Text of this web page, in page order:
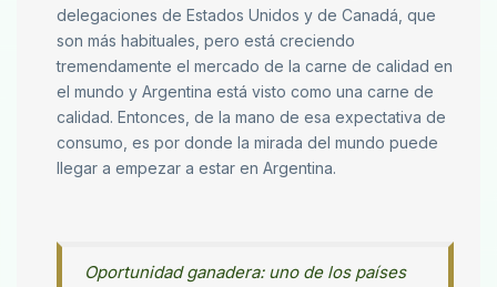
delegaciones de Estados Unidos y de Canadá, que
son más habituales, pero está creciendo
tremendamente el mercado de la carne de calidad en
el mundo y Argentina está visto como una carne de
calidad. Entonces, de la mano de esa expectativa de
consumo, es por donde la mirada del mundo puede
llegar a empezar a estar en Argentina.
Oportunidad ganadera: uno de los países